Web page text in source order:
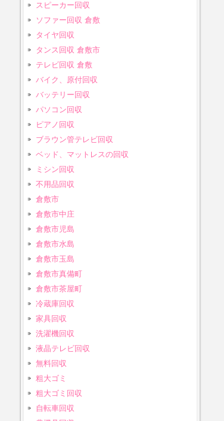
スピーカー回収
ソファー回収 倉敷
タイヤ回収
タンス回収 倉敷市
テレビ回収 倉敷
バイク、原付回収
バッテリー回収
パソコン回収
ピアノ回収
ブラウン管テレビ回収
ベッド、マットレスの回収
ミシン回収
不用品回収
倉敷市
倉敷市中庄
倉敷市児島
倉敷市水島
倉敷市玉島
倉敷市真備町
倉敷市茶屋町
冷蔵庫回収
家具回収
洗濯機回収
液晶テレビ回収
無料回収
粗大ゴミ
粗大ゴミ回収
自転車回収